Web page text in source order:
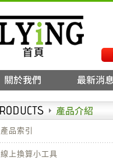
產品索引
線上換算小工具